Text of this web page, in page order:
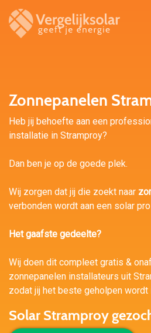
Zonnepanelen
Heb jij behoefte aan een
installatie in Stramproy?
Dan ben je op de goede plek.
Wij zorgen dat jij die zoekt naar
verbonden wordt aan een solar
Het gaafste gedeelte?
Wij doen dit compleet gratis &
zonnepanelen installateurs uit
zodat jij het beste geholpen wordt
Solar Stramproy